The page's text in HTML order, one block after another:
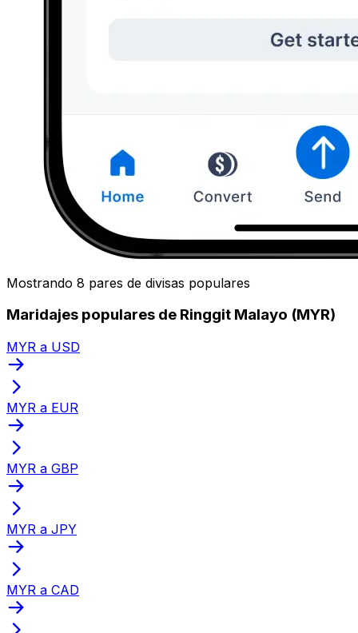
Mostrando 8 pares de divisas populares
Maridajes populares de Ringgit Malayo (MYR)
MYR a USD
MYR a EUR
MYR a GBP
MYR a JPY
MYR a CAD